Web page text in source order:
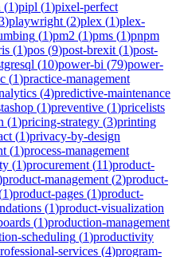
(1)pipl (1)pixel-perfect
)playwright (2)plex (1)plex-
(1)pm2 (1)pms (1)pnpm
(1)pos (9)post-brexit (1)post-
(10)power-bi (79)power-
(1)practice-management
(4)predictive-maintenance
(1)preventive (1)pricelists
(1)pricing-strategy (3)printing
(1)privacy-by-design
(1)process-management
(1)procurement (11)product-
product-management (2)product-
1)product-pages (1)product-
(1)product-visualization
(1)production-management
scheduling (1)productivity
services (4)program-